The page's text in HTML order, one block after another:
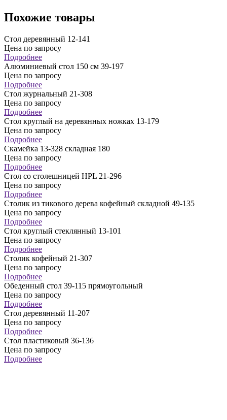
Похожие товары
Стол деревянный 12-141
Цена по запросу
Подробнее
Алюминиевый стол 150 см 39-197
Цена по запросу
Подробнее
Стол журнальный 21-308
Цена по запросу
Подробнее
Стол круглый на деревянных ножках 13-179
Цена по запросу
Подробнее
Скамейка 13-328 складная 180
Цена по запросу
Подробнее
Стол со столешницей HPL 21-296
Цена по запросу
Подробнее
Столик из тикового дерева кофейный складной 49-135
Цена по запросу
Подробнее
Стол круглый стеклянный 13-101
Цена по запросу
Подробнее
Столик кофейный 21-307
Цена по запросу
Подробнее
Обеденный стол 39-115 прямоугольный
Цена по запросу
Подробнее
Стол деревянный 11-207
Цена по запросу
Подробнее
Стол пластиковый 36-136
Цена по запросу
Подробнее